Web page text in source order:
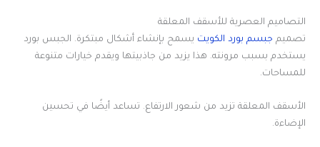
التصاميم العصرية للأسقف المعلقة
تصميم جبسم بورد الكويت يسمح بإنشاء أشكال مبتكرة. الجبس بورد
يستخدم بسبب مرونته. هذا يزيد من جاذبيتها ويقدم خيارات متنوعة
للمساحات.
الأسقف المعلقة تزيد من شعور الارتفاع. تساعد أيضًا في تحسين
الإضاءة.